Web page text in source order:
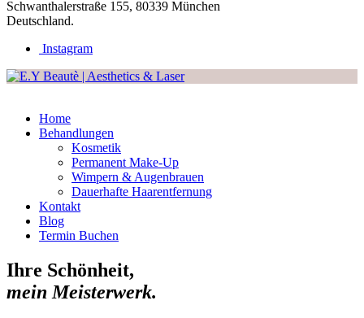
Schwanthalerstraße 155, 80339 München
Deutschland.
Instagram
Home
Behandlungen
Kosmetik
Permanent Make-Up
Wimpern & Augenbrauen
Dauerhafte Haarentfernung
Kontakt
Blog
Termin Buchen
Ihre Schönheit,
mein Meisterwerk.